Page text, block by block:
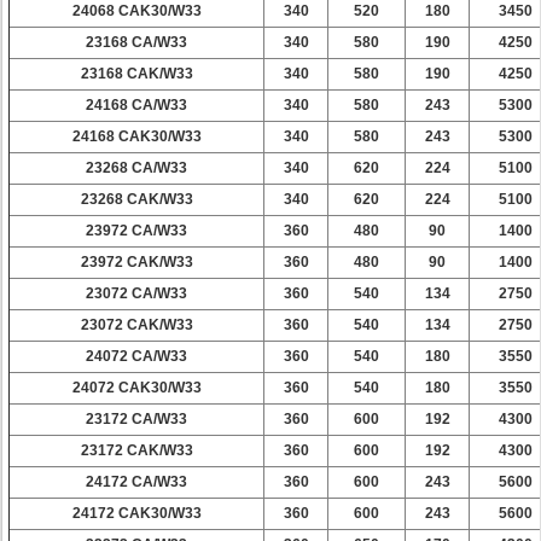
24068 CAK30/W33 340 520 180
3450
23168 CA/W33
340 580 190
4250
23168 CAK/W33
340 580 190
4250
24168 CA/W33
340 580 243
5300
24168 CAK30/W33
340 580 243
5300
23268 CA/W33
340 620 224
5100
23268 CAK/W33
340 620 224
5100
23972 CA/W33
360 480 90
1400
23972 CAK/W33
360 480 90
1400
23072 CA/W33
360 540 134
2750
23072 CAK/W33
360 540 134
2750
24072 CA/W33
360 540 180
3550
24072 CAK30/W33
360 540 180
3550
23172 CA/W33
360 600 192
4300
23172 CAK/W33
360 600 192
4300
24172 CA/W33
360 600 243
5600
24172 CAK30/W33
360 600 243
5600